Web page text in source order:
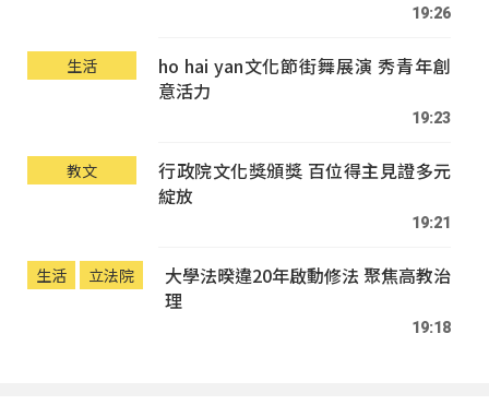
19:26
生活
ho hai yan文化節街舞展演 秀青年創
意活力
19:23
教文
行政院文化獎頒獎 百位得主見證多元
綻放
19:21
生活 立法院
大學法暌違20年啟動修法 聚焦高教治
理
19:18